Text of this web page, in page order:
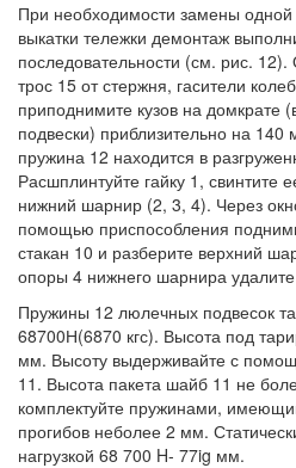
При необходимости замены
выкатки тележки демонтаж
последовательности (см. рис.
трос 15 от стержня, гасители
приподнимите кузов на домкрате
подвески) приблизительно на
пружина 12 находится в
Расшплинтуйте гайку 1, свинтите
нижний шарнир (2, 3, 4). Через
помощью приспособления
стакан 10 и разберите верхний
опоры 4 нижнего шарнира
Пружины 12 люлечных подвесок
68700Н(6870 кгс). Высота под
мм. Высоту выдерживайте с
11. Высота пакета шайб 11 не
комплектуйте пружинами,
прогибов неболее 2 мм.
нагрузкой 68 700 H- 77ig мм.